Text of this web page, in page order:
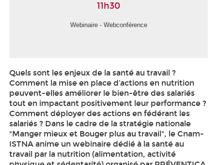
11h30
Webinaire - Webconférence
Quels sont les enjeux de la santé au travail ?
Comment la mise en place d’actions en nutrition
peuvent-elles améliorer le bien-être des salariés
tout en impactant positivement leur performance ?
Comment déployer des actions en fédérant les
salariés ? Dans le cadre de la stratégie nationale
"Manger mieux et Bouger plus au travail", le Cnam-
ISTNA anime un webinaire dédié à la santé au
travail par la nutrition (alimentation, activité